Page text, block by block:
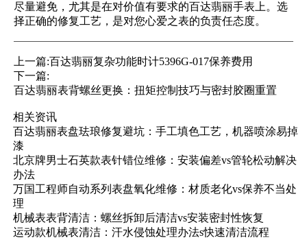
尽量避免，尤其是在对价值有要求的百达翡丽手表上。选
择正确的修复工艺，是对您心爱之表的负责任态度。
上一篇:百达翡丽复杂功能时计5396G-017保养费用
下一篇:
百达翡丽表背螺丝更换：扭矩控制技巧与密封胶圈重置
相关资讯
百达翡丽表盘珐琅修复避坑：手工填色工艺，机器喷涂易掉
漆
北京牌男士石英款表针错位维修：安装偏差vs管轮松动解决
办法
万国工程师自动系列表盘氧化维修：材质老化vs保养不当处
理
机械表表背清洁：螺丝拆卸后清洁vs安装密封性恢复
运动款机械表清洁：汗水侵蚀处理办法s快速清洁流程